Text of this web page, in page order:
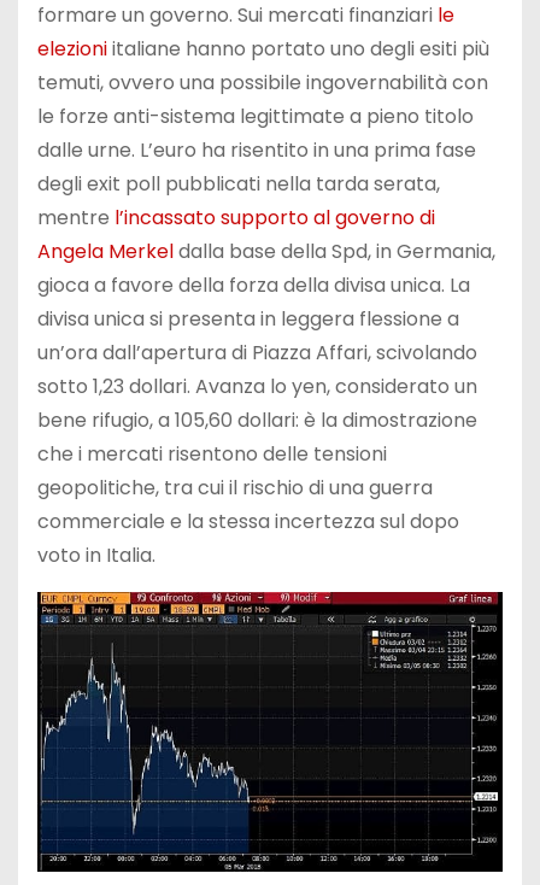
formare un governo. Sui mercati finanziari le
elezioniitaliane hanno portato uno degli esiti più
temuti, ovvero una possibile ingovernabilità con
le forze anti-sistema legittimate a pieno titolo
dalle urne. L’euro ha risentito in una prima fase
degli exit poll pubblicati nella tarda serata,
mentre l’incassato supporto al governo di
Angela Merkeldalla base della Spd, in Germania,
gioca a favore della forza della divisa unica. La
divisa unica si presenta in leggera flessione a
un’ora dall’apertura di Piazza Affari, scivolando
sotto 1,23 dollari. Avanza lo yen, considerato un
bene rifugio, a 105,60 dollari: è la dimostrazione
che i mercati risentono delle tensioni
geopolitiche, tra cui il rischio di una guerra
commerciale e la stessa incertezza sul dopo
voto in Italia.